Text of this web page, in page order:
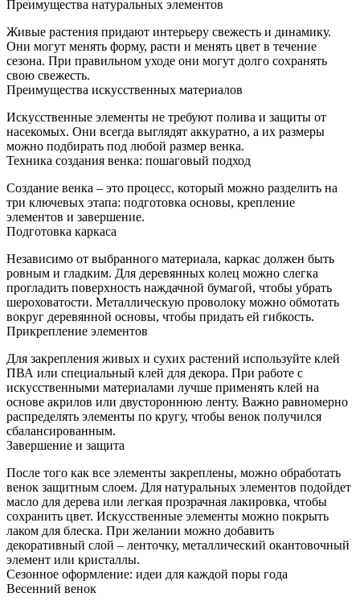
Преимущества натуральных элементов
Живые растения придают интерьеру свежесть и динамику.
Они могут менять форму, расти и менять цвет в течение
сезона. При правильном уходе они могут долго сохранять
свою свежесть.
Преимущества искусственных материалов
Искусственные элементы не требуют полива и защиты от
насекомых. Они всегда выглядят аккуратно, а их размеры
можно подбирать под любой размер венка.
Техника создания венка: пошаговый подход
Создание венка – это процесс, который можно разделить на
три ключевых этапа: подготовка основы, крепление
элементов и завершение.
Подготовка каркаса
Независимо от выбранного материала, каркас должен быть
ровным и гладким. Для деревянных колец можно слегка
прогладить поверхность наждачной бумагой, чтобы убрать
шероховатости. Металлическую проволоку можно обмотать
вокруг деревянной основы, чтобы придать ей гибкость.
Прикрепление элементов
Для закрепления живых и сухих растений используйте клей
ПВА или специальный клей для декора. При работе с
искусственными материалами лучше применять клей на
основе акрилов или двустороннюю ленту. Важно равномерно
распределять элементы по кругу, чтобы венок получился
сбалансированным.
Завершение и защита
После того как все элементы закреплены, можно обработать
венок защитным слоем. Для натуральных элементов подойдет
масло для дерева или легкая прозрачная лакировка, чтобы
сохранить цвет. Искусственные элементы можно покрыть
лаком для блеска. При желании можно добавить
декоративный слой – ленточку, металлический окантовочный
элемент или кристаллы.
Сезонное оформление: идеи для каждой поры года
Весенний венок